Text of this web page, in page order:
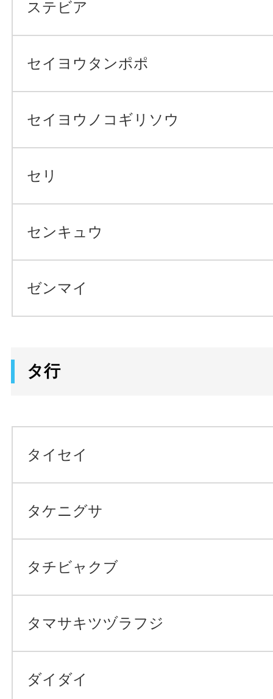
ステビア
セイヨウタンポポ
セイヨウノコギリソウ
セリ
センキュウ
ゼンマイ
タ行
タイセイ
タケニグサ
タチビャクブ
タマサキツヅラフジ
ダイダイ